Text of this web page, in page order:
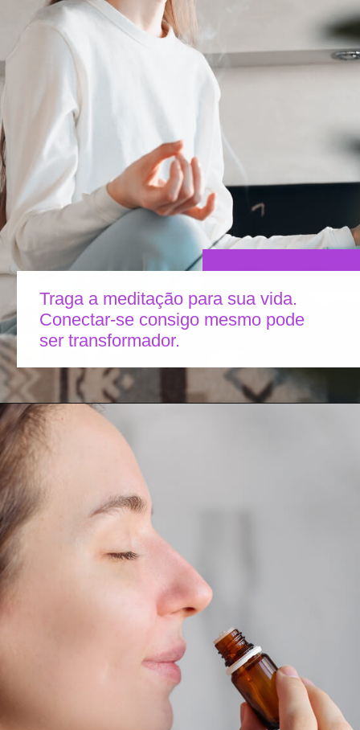
Traga a meditação para sua vida.
Conectar-se consigo mesmo pode
ser transformador.